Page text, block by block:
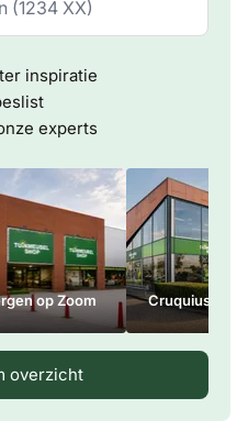
ter inspiratie
experts
op Zoom Cruquius
overzicht